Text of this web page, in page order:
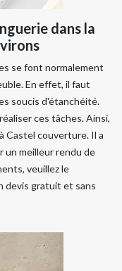
dans la
se font normalement
En effet, il faut
soucis d'étanchéité.
ces tâches. Ainsi,
Castel couverture. Il a
un meilleur rendu de
veuillez le
devis gratuit et sans